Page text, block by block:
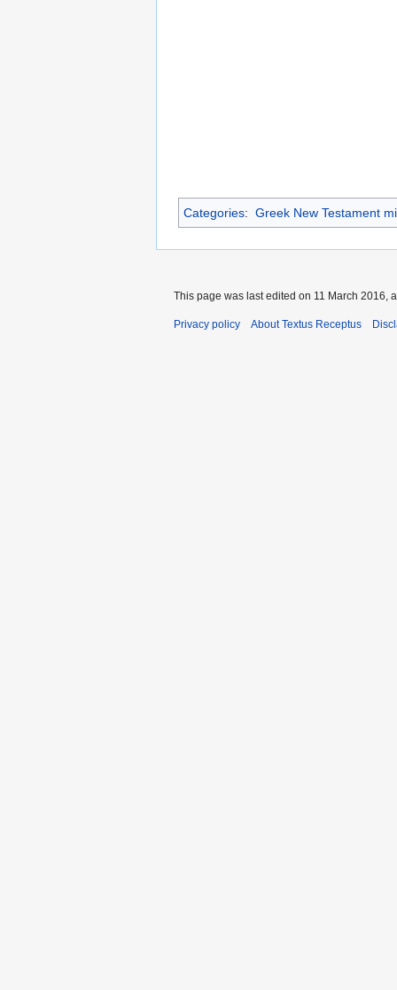
Categories: Greek New Testament
This page was last edited on 11 March 2016,
Privacy policy About Textus Receptus